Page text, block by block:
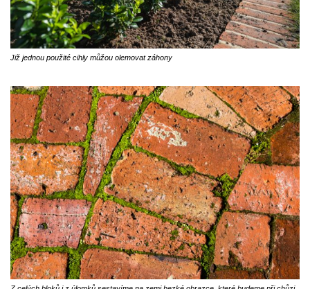
Již jednou použité cihly můžou olemovat záhony